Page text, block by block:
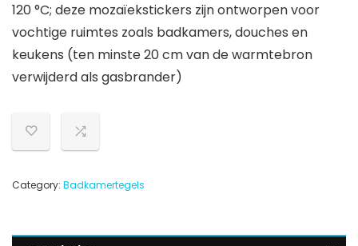
120 °C; deze mozaïekstickers zijn ontworpen voor
vochtige ruimtes zoals badkamers, douches en
keukens (ten minste 20 cm van de warmtebron
verwijderd als gasbrander)
Category: Badkamertegels